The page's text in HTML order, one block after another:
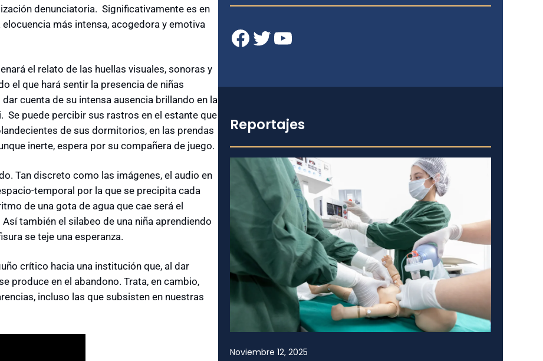
denunciatoria. Significativamente es en
más intensa, acogedora y emotiva
el relato de las huellas visuales, sonoras y
el que hará sentir la presencia de niñas
cuenta de su intensa ausencia brillando en la
Se puede percibir sus rastros en el estante que
de sus dormitorios, en las prendas
inerte, espera por su compañera de juego.
Tan discreto como las imágenes, el audio en
temporal por la que se precipita cada
de una gota de agua que cae será el
Así también el silabeo de una niña aprendiendo
se teje una esperanza.
crítico hacia una institución que, al dar
produce en el abandono. Trata, en cambio,
incluso las que subsisten en nuestras
Facebook Twitter YouTube
Reportajes
Noviembre 12, 2025